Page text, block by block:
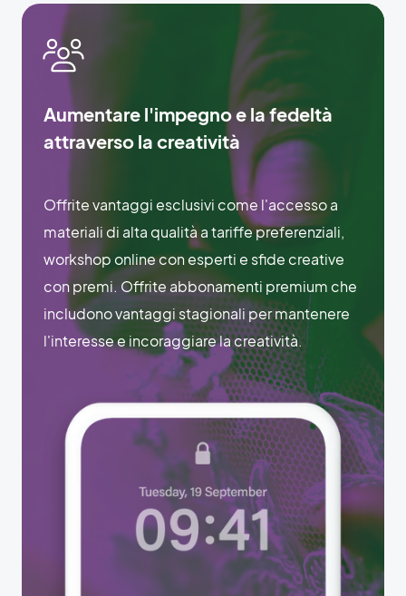
Aumentare l'impegno e la fedeltà
attraverso la creatività
Offrite vantaggi esclusivi come l'accesso a
materiali di alta qualità a tariffe preferenziali,
workshop online con esperti e sfide creative
con premi. Offrite abbonamenti premium che
includono vantaggi stagionali per mantenere
l'interesse e incoraggiare la creatività.